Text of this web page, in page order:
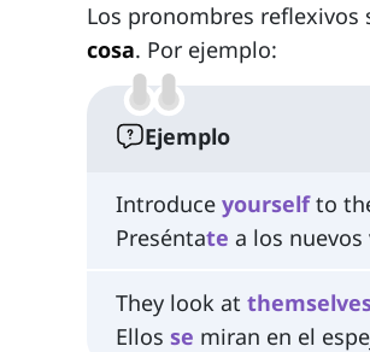
Los pronombres reflexivos
cosa. Por ejemplo:
Ejemplo
Introduce yourselfto
Preséntate a los nuevos
They look at
Ellos se miran en el